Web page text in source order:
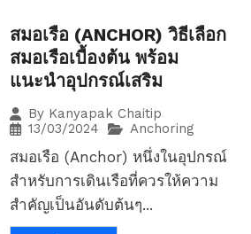
สมอเรือ (ANCHOR) วิธีเลือก
สมอเรือเบื้องต้น พร้อม
แนะนำอุปกรณ์เสริม
By Kanyapak Chaitip
13/03/2024
Anchoring
สมอเรือ (Anchor) หนึ่งในอุปกรณ์
สำหรับการเดินเรือที่ควรให้ความ
สำคัญเป็นอันดับต้นๆ...